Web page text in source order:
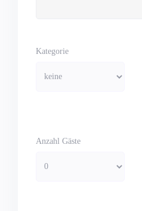
Kategorie
Anzahl Gäste